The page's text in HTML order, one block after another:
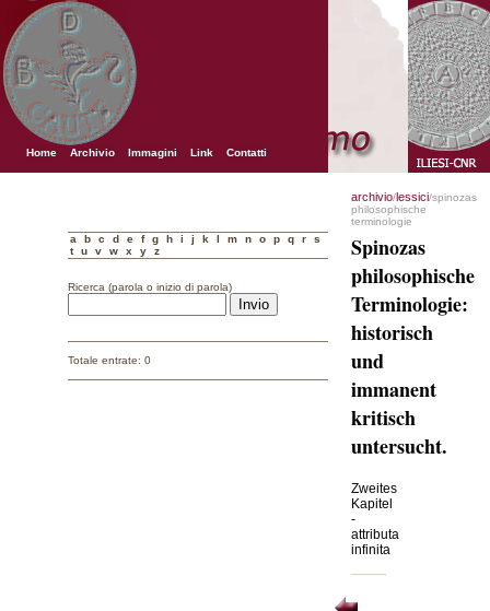
Home Archivio Immagini Link Contatti
a b c d e f g h i j k l m n o p q r
s
t
u v w x y z
Ricerca (parola o inizio di parola)
Totale entrate: 0
archivio/lessici/spinozas
philosophische
terminologie
Spinozas
philosophische
Terminologie:
historisch
und
immanent
kritisch
untersucht.
Zweites
Kapitel
-
attributa
infinita